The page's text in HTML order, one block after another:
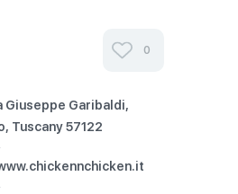
of Fast-Food.
0
Giuseppe Garibaldi,
Tuscany 57122